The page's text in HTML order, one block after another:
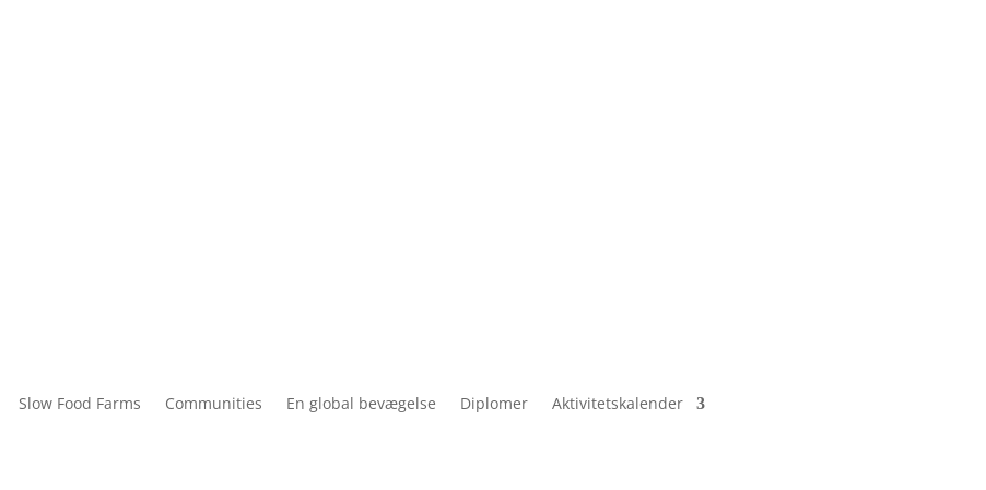
Slow Food Farms Communities En global bevægelse Diplomer Aktivitetskalender